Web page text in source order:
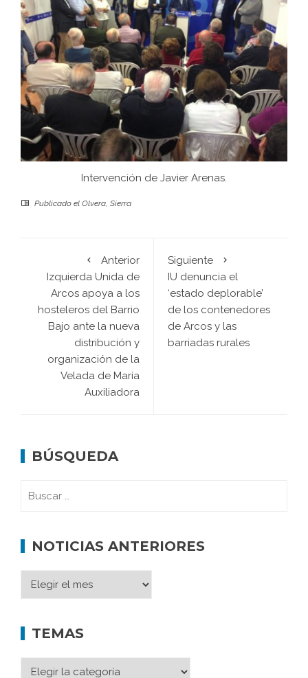
Intervención de Javier Arenas.
Publicado el Olvera, Sierra
Anterior
Izquierda Unida de
Arcos apoya a los
hosteleros del Barrio
Bajo ante la nueva
distribución y
organización de la
Velada de María
Auxiliadora
Siguiente
IU denuncia el
‘estado deplorable’
de los contenedores
de Arcos y las
barriadas rurales
BÚSQUEDA
NOTICIAS ANTERIORES
TEMAS